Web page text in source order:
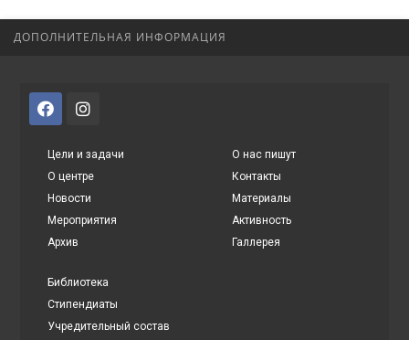
ДОПОЛНИТЕЛЬНАЯ ИНФОРМАЦИЯ
Цели и задачи
О центре
Новости
Мероприятия
Архив
О нас пишут
Контакты
Материалы
Активность
Галлерея
Библиотека
Стипендиаты
Учредительный состав